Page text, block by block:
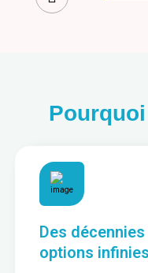
Des
options infinies